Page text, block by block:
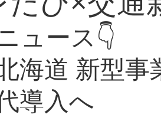
ュース👇
海道 新型
導入へ